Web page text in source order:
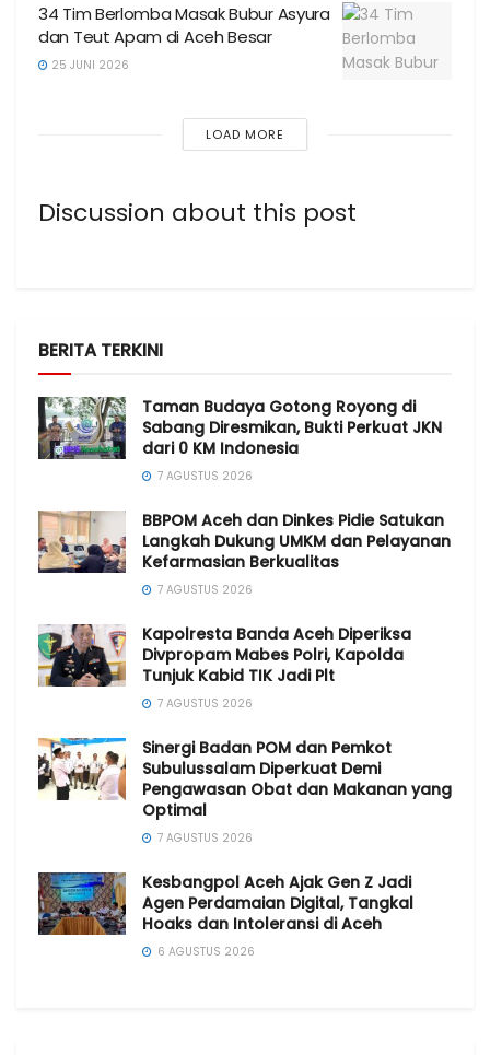
34 Tim Berlomba Masak Bubur Asyura
dan Teut Apam di Aceh Besar
25 JUNI 2026
LOAD MORE
Discussion about this post
BERITA TERKINI
Taman Budaya Gotong Royong di
Sabang Diresmikan, Bukti Perkuat JKN
dari 0 KM Indonesia
7 AGUSTUS 2026
BBPOM Aceh dan Dinkes Pidie Satukan
Langkah Dukung UMKM dan Pelayanan
Kefarmasian Berkualitas
7 AGUSTUS 2026
Kapolresta Banda Aceh Diperiksa
Divpropam Mabes Polri, Kapolda
Tunjuk Kabid TIK Jadi Plt
7 AGUSTUS 2026
Sinergi Badan POM dan Pemkot
Subulussalam Diperkuat Demi
Pengawasan Obat dan Makanan yang
Optimal
7 AGUSTUS 2026
Kesbangpol Aceh Ajak Gen Z Jadi
Agen Perdamaian Digital, Tangkal
Hoaks dan Intoleransi di Aceh
6 AGUSTUS 2026